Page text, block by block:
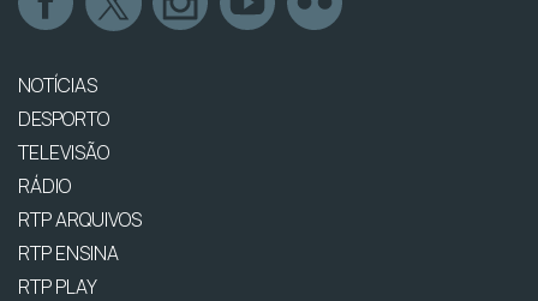
NOTÍCIAS
DESPORTO
TELEVISÃO
RÁDIO
RTP ARQUIVOS
RTP ENSINA
RTP PLAY